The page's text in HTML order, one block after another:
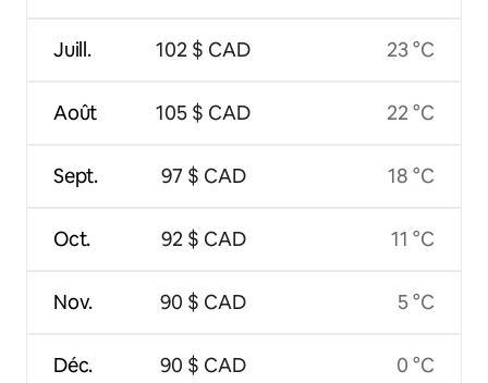
Juill.
Août
Sept.
Oct.
Nov.
Déc.
102 $ CAD
105 $ CAD
97 $ CAD
92 $ CAD
90 $ CAD
90 $ CAD
23 °C
22 °C
18 °C
11 °C
5 °C
0 °C